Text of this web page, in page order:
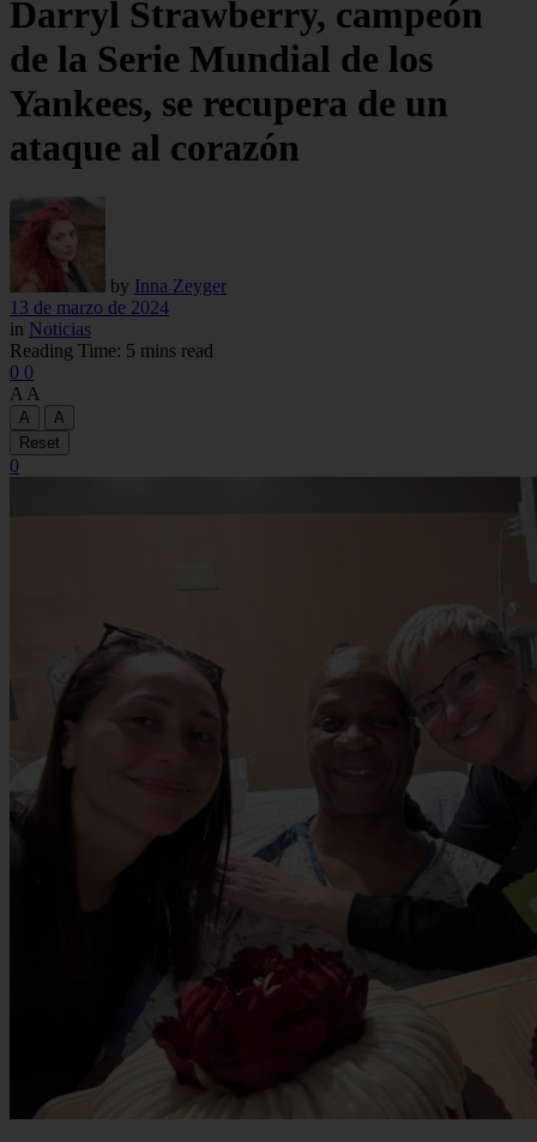
Darryl Strawberry, campeón
de la Serie Mundial de los
Yankees, se recupera de un
ataque al corazón
by Inna Zeyger
13 de marzo de 2024
in Noticias
Reading Time: 5 mins read
0 0
A A
A
A
Reset
0